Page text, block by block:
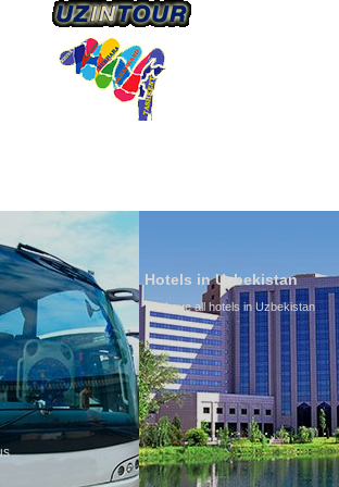
Hotels in Uzbekistan
We have all hotels in Uzbekistan
By
is
any